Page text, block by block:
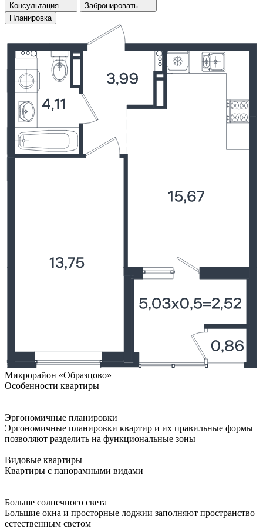
Консультация
Забронировать
Планировка
Микрорайон «Образцово»
Особенности квартиры
Эргономичные планировки
Эргономичные планировки квартир и их правильные формы
позволяют разделить на функциональные зоны
Видовые квартиры
Квартиры с панорамными видами
Больше солнечного света
Большие окна и просторные лоджии заполняют пространство
естественным светом